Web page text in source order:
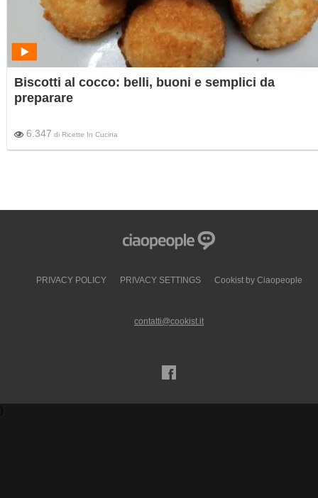
Biscotti al cocco: belli, buoni e semplici da
preparare
6.347 di Ricette In Cucina
PRIVACY POLICY PRIVACY SETTINGS Cookist by Ciaopeople
contatti@cookist.it